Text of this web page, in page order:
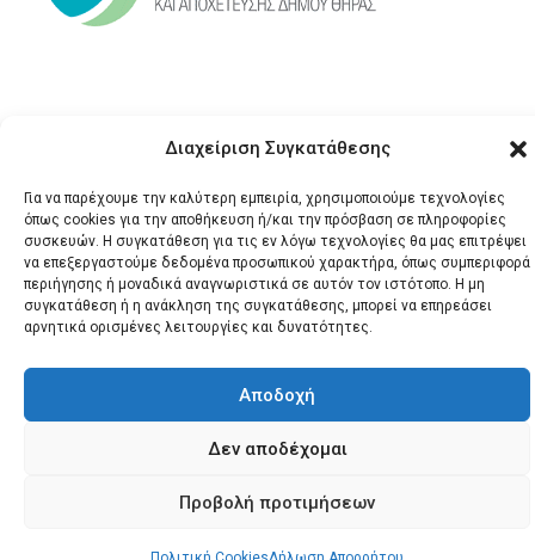
Διαχείριση Συγκατάθεσης
Για να παρέχουμε την καλύτερη εμπειρία, χρησιμοποιούμε τεχνολογίες
όπως cookies για την αποθήκευση ή/και την πρόσβαση σε πληροφορίες
συσκευών. Η συγκατάθεση για τις εν λόγω τεχνολογίες θα μας επιτρέψει
να επεξεργαστούμε δεδομένα προσωπικού χαρακτήρα, όπως συμπεριφορά
περιήγησης ή μοναδικά αναγνωριστικά σε αυτόν τον ιστότοπο. Η μη
συγκατάθεση ή η ανάκληση της συγκατάθεσης, μπορεί να επηρεάσει
αρνητικά ορισμένες λειτουργίες και δυνατότητες.
Αποδοχή
Δεν αποδέχομαι
Προβολή προτιμήσεων
© 2026 Santonews - Όλα
τα δικαιώματα
κατοχυρωμένα.